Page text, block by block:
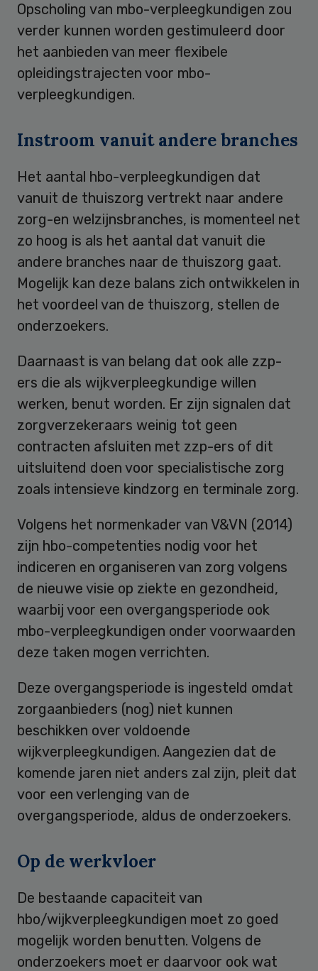
Opscholing van mbo-verpleegkundigen zou
verder kunnen worden gestimuleerd door
het aanbieden van meer flexibele
opleidingstrajecten voor mbo-
verpleegkundigen.
Instroom vanuit andere branches
Het aantal hbo-verpleegkundigen dat
vanuit de thuiszorg vertrekt naar andere
zorg-en welzijnsbranches, is momenteel net
zo hoog is als het aantal dat vanuit die
andere branches naar de thuiszorg gaat.
Mogelijk kan deze balans zich ontwikkelen in
het voordeel van de thuiszorg, stellen de
onderzoekers.
Daarnaast is van belang dat ook alle zzp-
ers die als wijkverpleegkundige willen
werken, benut worden. Er zijn signalen dat
zorgverzekeraars weinig tot geen
contracten afsluiten met zzp-ers of dit
uitsluitend doen voor specialistische zorg
zoals intensieve kindzorg en terminale zorg.
Volgens het normenkader van V&VN (2014)
zijn hbo-competenties nodig voor het
indiceren en organiseren van zorg volgens
de nieuwe visie op ziekte en gezondheid,
waarbij voor een overgangsperiode ook
mbo-verpleegkundigen onder voorwaarden
deze taken mogen verrichten.
Deze overgangsperiode is ingesteld omdat
zorgaanbieders (nog) niet kunnen
beschikken over voldoende
wijkverpleegkundigen. Aangezien dat de
komende jaren niet anders zal zijn, pleit dat
voor een verlenging van de
overgangsperiode, aldus de onderzoekers.
Op de werkvloer
De bestaande capaciteit van
hbo/wijkverpleegkundigen moet zo goed
mogelijk worden benutten. Volgens de
onderzoekers moet er daarvoor ook wat